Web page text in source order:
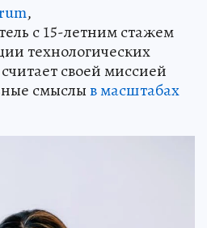
,
с 15-летним стажем
технологических
своей миссией
смыслыв масштабах